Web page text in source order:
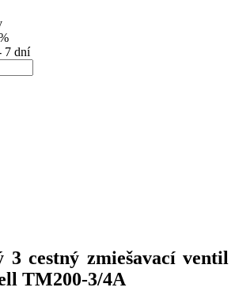
7 dní
3 cestný zmiešavací ventil
TM200-3/4A